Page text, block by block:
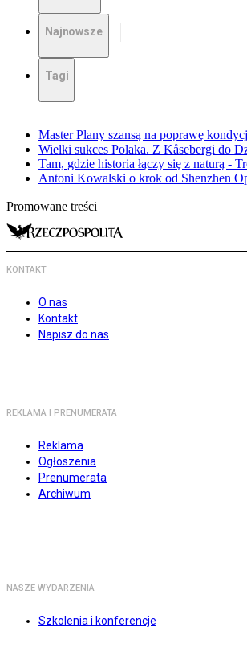
Najnowsze
Tagi
Master Plany szansą na poprawę
Wielki sukces Polaka. Z Kåsebergi do
Tam, gdzie historia łączy się z naturą -
Antoni Kowalski o krok od Shenzhen
Promowane treści
KONTAKT
O nas
Kontakt
Napisz do nas
REKLAMA I PRENUMERATA
Reklama
Ogłoszenia
Prenumerata
Archiwum
NASZE WYDARZENIA
Szkolenia i konferencje